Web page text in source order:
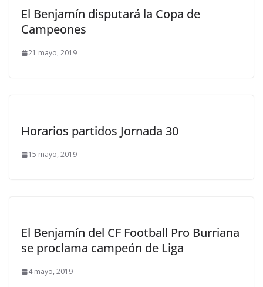
El Benjamín disputará la Copa de
Campeones
21 mayo, 2019
Horarios partidos Jornada 30
15 mayo, 2019
El Benjamín del CF Football Pro Burriana
se proclama campeón de Liga
4 mayo, 2019